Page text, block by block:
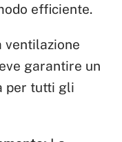
efficiente.
ventilazione
garantire un
per tutti gli